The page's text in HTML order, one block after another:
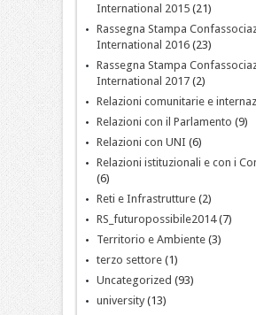
International 2015(21)
Rassegna Stampa
International 2016(23)
Rassegna Stampa
International 2017(2)
Relazioni comunitarie e
Relazioni con il Parlamento (9)
Relazioni con UNI (6)
Relazioni istituzionali e con i
(6)
Reti e Infrastrutture(2)
RS_futuropossibile2014(7)
Territorio e Ambiente(3)
terzo settore(1)
Uncategorized (93)
university(13)